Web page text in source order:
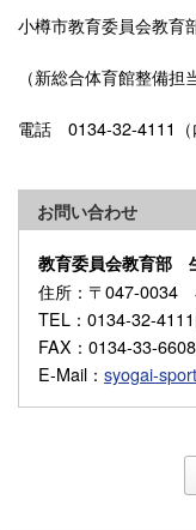
小樽市教育委員会教育
（新総合体育館整備担
電話 0134-32-4111（
お問い合わせ
教育委員会教育部
住所 ：〒047-0034
TEL ：0134-32-
FAX ：0134-33-6608
E-Mail ： syogai-